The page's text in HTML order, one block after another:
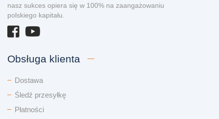
nasz sukces opiera się w 100% na zaangażowaniu
polskiego kapitału.
Obsługa klienta
Dostawa
Śledź przesyłkę
Płatności